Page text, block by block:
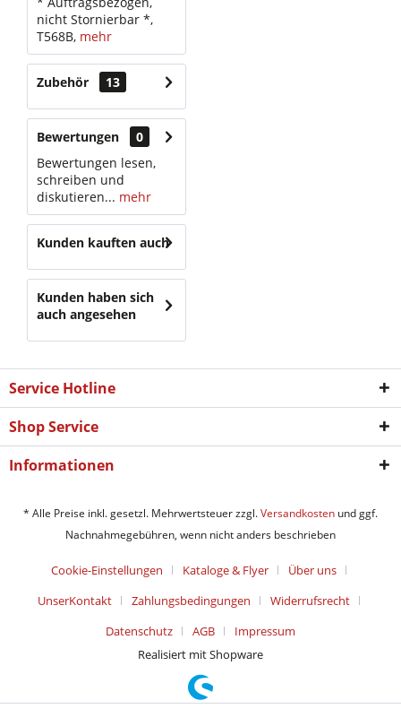
nicht Stornierbar *,
T568B, mehr
Zubehör 13
Bewertungen
0
Bewertungen lesen,
schreiben und
diskutieren... mehr
Kunden kauften auch
Kunden haben sich
auch angesehen
Service Hotline
Shop Service
Informationen
* Alle Preise inkl. gesetzl. Mehrwertsteuer zzgl.Versandkosten und ggf.
Nachnahmegebühren, wenn nicht anders beschrieben
Cookie-Einstellungen Kataloge & Flyer
Über uns
UnserKontakt
Zahlungsbedingungen
Widerrufsrecht
Datenschutz
AGB
Impressum
Realisiert mit Shopware